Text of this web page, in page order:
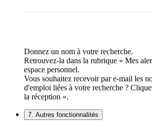
Donnez un nom à votre recherche.
Retrouvez-la dans la rubrique « Mes
espace personnel.
Vous souhaitez recevoir par e-mail les
d'emploi liées à votre recherche ?
la réception ».
7. Autres fonctionnalités